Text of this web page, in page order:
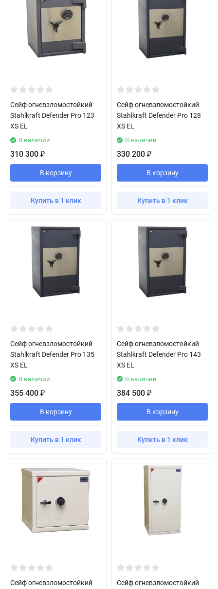
Сейф огневзломостойкий
Stahlkraft Defender Pro 123
XS EL
В наличии
310 300 ₽
В корзину
Купить в 1 клик
Сейф огневзломостойкий
Stahlkraft Defender Pro 128
XS EL
В наличии
330 200 ₽
В корзину
Купить в 1 клик
Сейф огневзломостойкий
Stahlkraft Defender Pro 135
XS EL
В наличии
355 400 ₽
В корзину
Купить в 1 клик
Сейф огневзломостойкий
Stahlkraft Defender Pro 143
XS EL
В наличии
384 500 ₽
В корзину
Купить в 1 клик
Сейф огневзломостойкий Сейф огневзломостойкий